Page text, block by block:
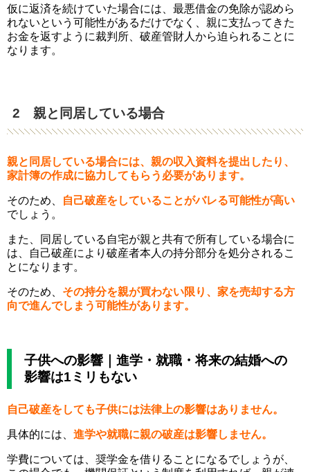
仮に返済を続けていた場合には、最悪借金の免除が認めら
れないという可能性があるだけでなく、親に支払ってきた
お金を返すように裁判所、破産管財人から迫られることに
なります。
2 親と同居している場合
親と同居している場合には、親の収入資料を提出したり、
家計簿の作成に協力してもらう必要があります。
そのため、
自己破産をしていることがバレる可能性が高い
でしょう。
また、同居している自宅が親と共有で所有している場合に
は、自己破産により破産者本人の持分部分を処分されるこ
とになります。
そのため、 その持分を親が買わない限り、家を売却する方
向で進んでしまう可能性があります。
子供への影響｜進学・就職・将来の結婚への
影響は1ミリもない
自己破産をしても子供には法律上の影響はありません。
具体的には、 進学や就職に親の破産は影響しません。
学費については、奨学金を借りることになるでしょうが、